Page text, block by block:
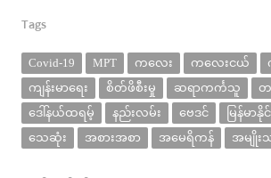
Tags
Covid-19 MPT ကလေး ကလေးငယ်
ကျန်းမာရေး
စိတ်ဖိစီးမှု ဆရာကင်္ကသူ
ဒေါ်နယ်ထရမ့်
နည်းလမ်း ဗေဒင် မြန်မာနို
သေဆုံး
အစားအစာ အမေရိကန် အမျိုး